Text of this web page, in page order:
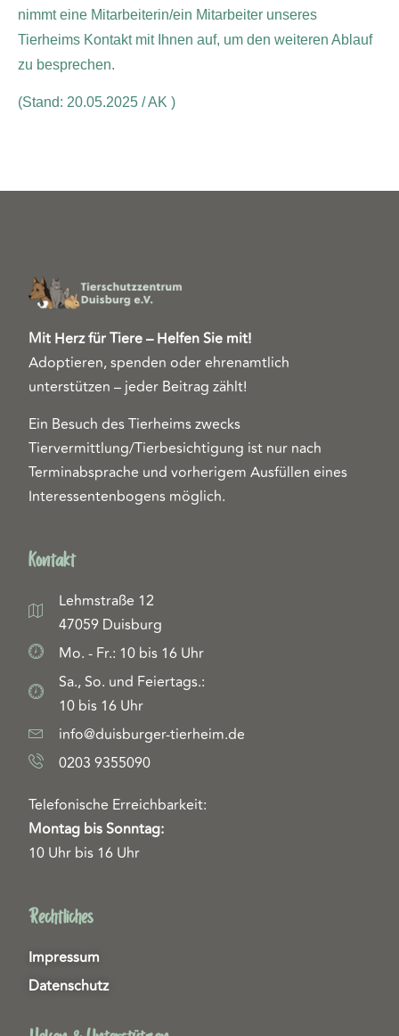
nimmt eine Mitarbeiterin/ein Mitarbeiter unseres
Tierheims Kontakt mit Ihnen auf, um den weiteren Ablauf
zu besprechen.
(Stand: 20.05.2025 / AK )
Mit Herz für Tiere – Helfen Sie mit!
Adoptieren, spenden oder ehrenamtlich
unterstützen – jeder Beitrag zählt!
Ein Besuch des Tierheims zwecks
Tiervermittlung/Tierbesichtigung ist nur nach
Terminabsprache und vorherigem Ausfüllen eines
Interessentenbogens möglich.
Kontakt
Lehmstraße 12
47059 Duisburg
Mo. - Fr.: 10 bis 16 Uhr
Sa., So. und Feiertags.:
10 bis 16 Uhr
info@duisburger-tierheim.de
0203 9355090
Telefonische Erreichbarkeit:
Montag bis Sonntag:
10 Uhr bis 16 Uhr
Rechtliches
Impressum
Datenschutz